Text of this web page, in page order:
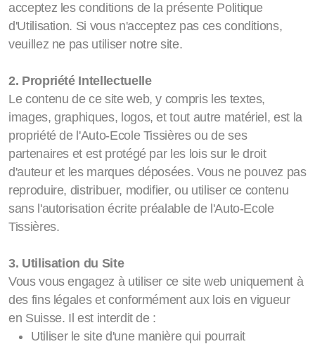
acceptez les conditions de la présente Politique
d'Utilisation. Si vous n'acceptez pas ces conditions,
veuillez ne pas utiliser notre site.
2. Propriété Intellectuelle
Le contenu de ce site web, y compris les textes,
images, graphiques, logos, et tout autre matériel, est la
propriété de l'Auto-Ecole Tissières ou de ses
partenaires et est protégé par les lois sur le droit
d'auteur et les marques déposées. Vous ne pouvez pas
reproduire, distribuer, modifier, ou utiliser ce contenu
sans l'autorisation écrite préalable de l'Auto-Ecole
Tissières.
3. Utilisation du Site
Vous vous engagez à utiliser ce site web uniquement à
des fins légales et conformément aux lois en vigueur
en Suisse. Il est interdit de :
Utiliser le site d'une manière qui pourrait